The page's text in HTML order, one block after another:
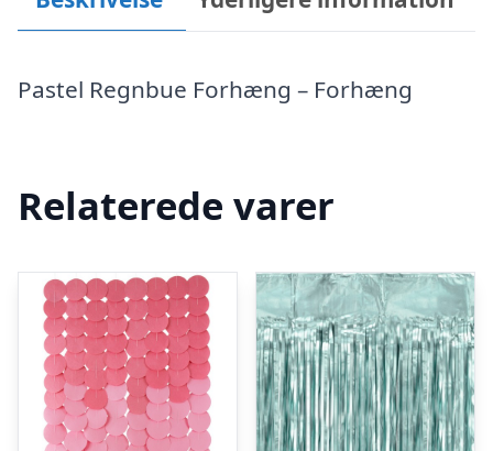
Pastel Regnbue Forhæng – Forhæng
Relaterede varer